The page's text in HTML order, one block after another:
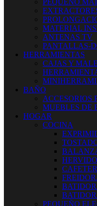
PEQUEÑO
MATERIAL
ANTENAS TV
PANTALLAS-
HERRAMIENTAS
CAJAS Y
BAÑO
ACCESORIOS
MUEBLES DE
HOGAR
COCINA
PEQUEÑO